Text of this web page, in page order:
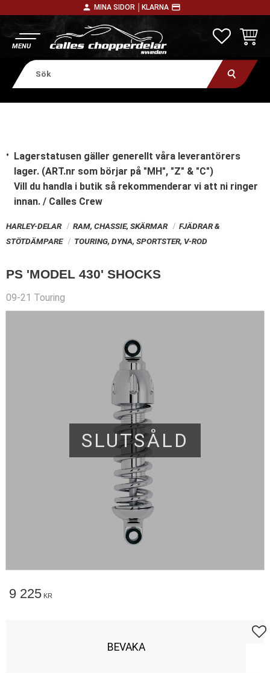
person MINA SIDOR │ KLARNA payment
Lagerstatusen gäller generellt våra leverantörers
lager. (ART.nr som börjar på "MH", "Z" & "C")
Vill du handla i butik så rekommenderar vi att ni ringer
innan. / Calles Crew
HARLEY-DELAR RAM, CHASSIE, SKÄRMAR
FJÄDRAR &
STÖTDÄMPARE
TOURING, DYNA, SPORTSTER, V-ROD
PS 'MODEL 430' SHOCKS
09-21 Touring
SLUTSÅLD
9 225 KR
BEVAKA